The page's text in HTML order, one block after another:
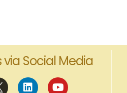
Social Media